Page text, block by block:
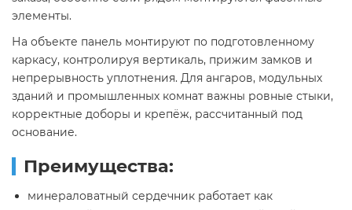
элементы.
На объекте панель монтируют по подготовленному
каркасу, контролируя вертикаль, прижим замков и
непрерывность уплотнения. Для ангаров, модульных
зданий и промышленных комнат важны ровные стыки,
корректные доборы и крепёж, рассчитанный под
основание.
Преимущества:
минераловатный сердечник работает как